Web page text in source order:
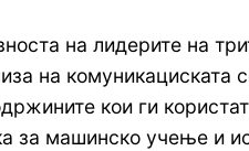
на лидерите на
на
кои ги
за машинско учење и